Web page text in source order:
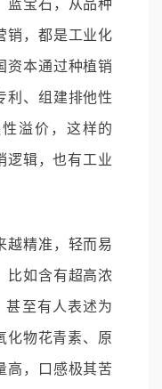
蓝宝石，从品种
销，都是工业化
资本通过种植销
利、组建排他性
溢价，这样的
逻辑，也有工业
越精准，轻而易
比如含有超高浓
甚至有人表述为
化物花青素、原
高，口感极其苦